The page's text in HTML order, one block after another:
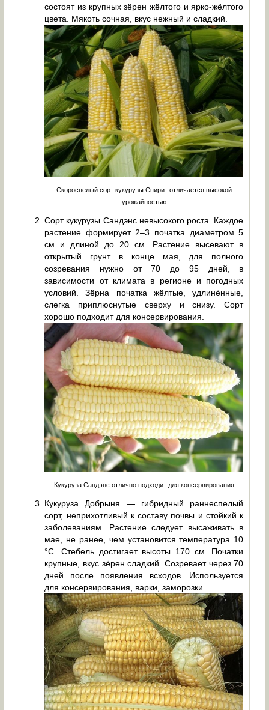
состоят из крупных зёрен жёлтого и ярко-жёлтого
цвета. Мякоть сочная, вкус нежный и сладкий.
Скороспелый сорт кукурузы Спирит отличается высокой
урожайностью
Сорт кукурузы Сандэнс невысокого роста. Каждое
растение формирует 2–3 початка диаметром 5
см и длиной до 20 см. Растение высевают в
открытый грунт в конце мая, для полного
созревания нужно от 70 до 95 дней, в
зависимости от климата в регионе и погодных
условий. Зёрна початка жёлтые, удлинённые,
слегка приплюснутые сверху и снизу. Сорт
хорошо подходит для консервирования.
Кукуруза Сандэнс отлично подходит для консервирования
Кукуруза Добрыня — гибридный раннеспелый
сорт, неприхотливый к составу почвы и стойкий к
заболеваниям. Растение следует высаживать в
мае, не ранее, чем установится температура 10
°C. Стебель достигает высоты 170 см. Початки
крупные, вкус зёрен сладкий. Созревает через 70
дней после появления всходов. Используется
для консервирования, варки, заморозки.